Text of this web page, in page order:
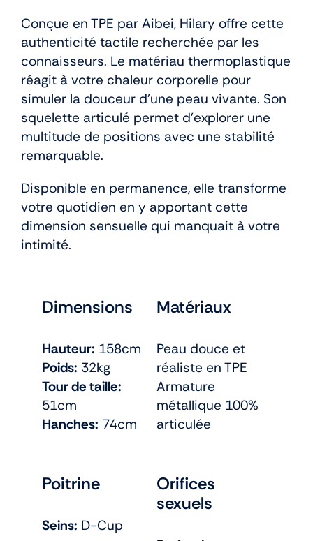
Conçue en TPE par Aibei, Hilary offre cette
authenticité tactile recherchée par les
connaisseurs. Le matériau thermoplastique
réagit à votre chaleur corporelle pour
simuler la douceur d’une peau vivante. Son
squelette articulé permet d’explorer une
multitude de positions avec une stabilité
remarquable.
Disponible en permanence, elle transforme
votre quotidien en y apportant cette
dimension sensuelle qui manquait à votre
intimité.
Dimensions
Hauteur: 158cm
Poids: 32kg
Tour de taille:
51cm
Hanches: 74cm
Poitrine
Seins: D-Cup
Matériaux
Peau douce et
réaliste en TPE
Armature
métallique 100%
articulée
Orifices
sexuels